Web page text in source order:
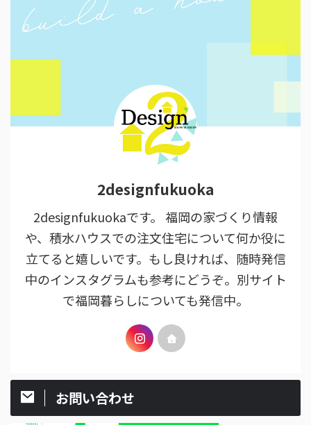
2designfukuoka
2designfukuokaです。 福岡の家づくり情報
や、積水ハウスでの注文住宅について何か役に
立てると嬉しいです。もし良ければ、随時発信
中のインスタグラムも参考にどうぞ。別サイト
で福岡暮らしについても発信中。
お問い合わせ